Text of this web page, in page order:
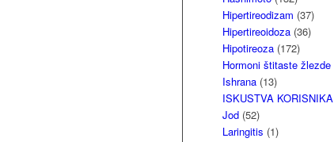
Hipertireodizam (37)
Hipertireoidoza (36)
Hipotireoza (172)
Hormoni štitaste žlezde
Ishrana (13)
ISKUSTVA KORISNIKA
Jod (52)
Laringitis (1)